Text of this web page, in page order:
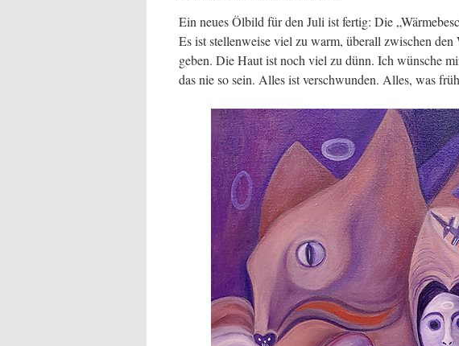
Ein neues Ölbild für den Juli ist fertig: Die
Es ist stellenweise viel zu warm, überall zwischen den
geben. Die Haut ist noch viel zu dünn. Ich wünsche
das nie so sein. Alles ist verschwunden. Alles, was